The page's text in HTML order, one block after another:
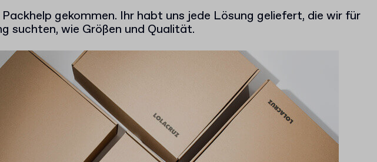
Packhelp gekommen. Ihr habt uns jede Lösung geliefert, die wir für
suchten, wie Größen und Qualität.